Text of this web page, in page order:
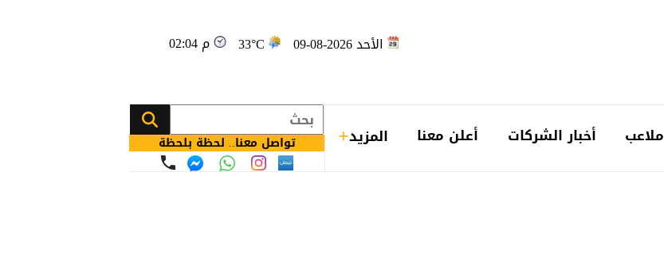
الأحد 2026-08-09 33°C 02:04 م
ملاعب أخبار الشركات أعلن معنا المزيد تواصل معنا.. لحظة بلحظة